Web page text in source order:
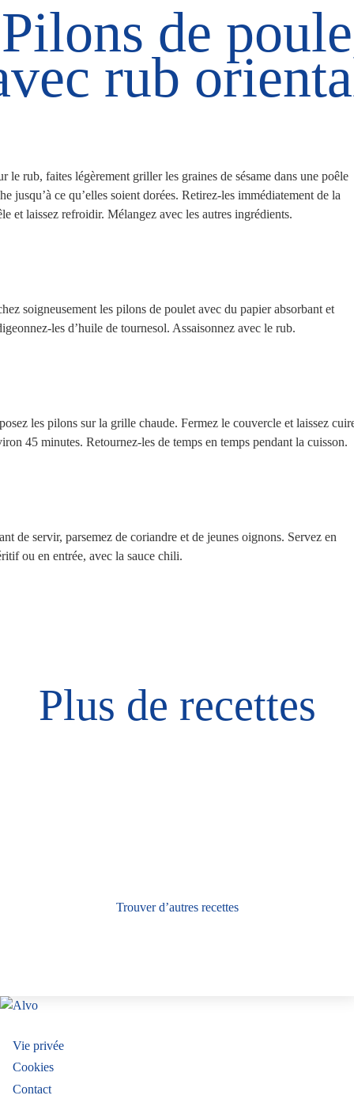
Pilons de poule
rub
le rub, faites légèrement griller les graines de sésame dans une poêle
jusqu’à ce qu’elles soient dorées. Retirez-les immédiatement de la
et laissez refroidir. Mélangez avec les autres ingrédients.
soigneusement les pilons de poulet avec du papier absorbant et
les d’huile de tournesol. Assaisonnez avec le rub.
les pilons sur la grille chaude. Fermez le couvercle et laissez
45 minutes. Retournez-les de temps en temps pendant la cuisson.
de servir, parsemez de coriandre et de jeunes oignons. Servez en
ou en entrée, avec la sauce chili.
Plus de recettes
Trouver d’autres recettes
Menu
Pied
Vie privée
Cookies
Contact